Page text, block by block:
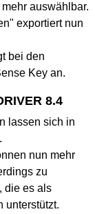
auswählbar.
exportiert nun
bei den
Key an.
8.4
lassen sich in
nun mehr
zu
die es als
unterstützt.